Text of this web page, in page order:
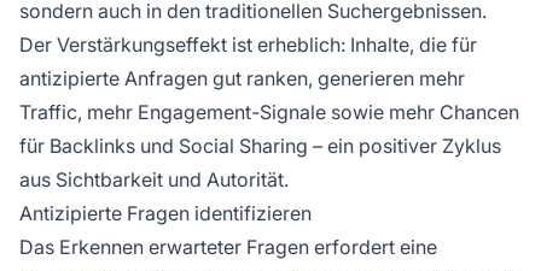
sondern auch in den traditionellen Suchergebnissen.
Der Verstärkungseffekt ist erheblich: Inhalte, die für
antizipierte Anfragen gut ranken, generieren mehr
Traffic, mehr Engagement-Signale sowie mehr Chancen
für Backlinks und Social Sharing – ein positiver Zyklus
aus Sichtbarkeit und Autorität.
Antizipierte Fragen identifizieren
Das Erkennen erwarteter Fragen erfordert eine